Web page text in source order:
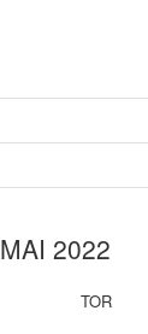
MAI 2022
TOR